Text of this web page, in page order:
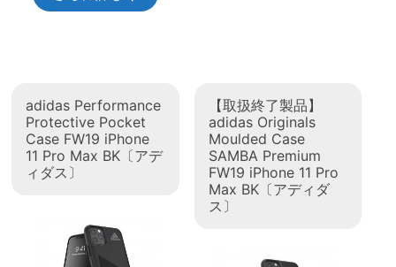
adidas Performance
Protective Pocket
Case FW19 iPhone
11 Pro Max BK〔アデ
ィダス〕
【取扱終了製品】
adidas Originals
Moulded Case
SAMBA Premium
FW19 iPhone 11 Pro
Max BK〔アディダ
ス〕